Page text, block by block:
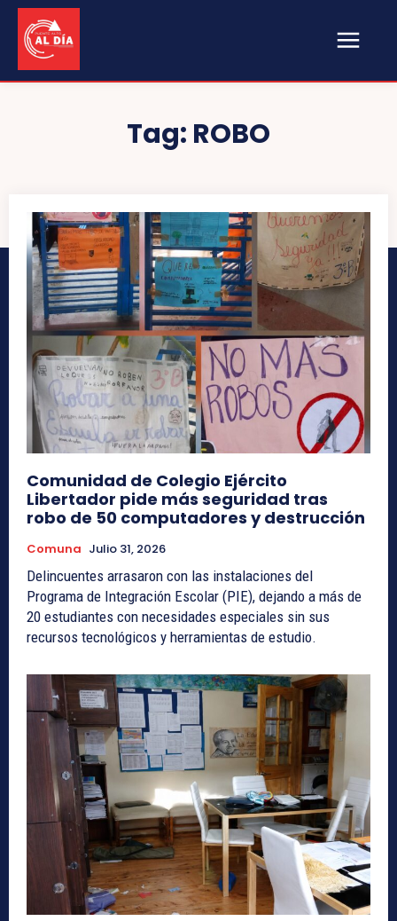
Tag: ROBO
Comunidad de Colegio Ejército
Libertador pide más seguridad tras
robo de 50 computadores y destrucción
Comuna Julio 31, 2026
Delincuentes arrasaron con las instalaciones del
Programa de Integración Escolar (PIE), dejando a más de
20 estudiantes con necesidades especiales sin sus
recursos tecnológicos y herramientas de estudio.